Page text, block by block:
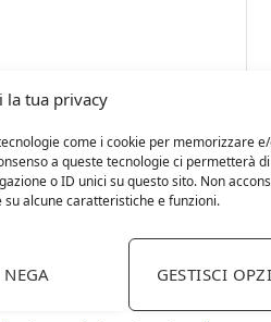
la tua privacy
come i cookie per memorizzare
a queste tecnologie ci permetterà di
o ID unici su questo sito. Non
alcune caratteristiche e funzioni.
NEGA GESTISCI